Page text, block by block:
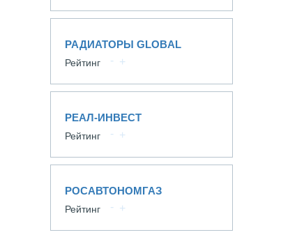
РАДИАТОРЫ GLOBAL
Рейтинг
РЕАЛ-ИНВЕСТ
Рейтинг
РОСАВТОНОМГАЗ
Рейтинг